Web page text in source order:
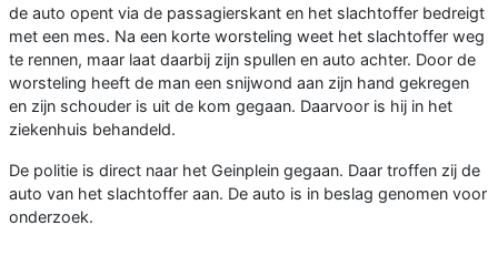
de auto opent via de passagierskant en het slachtoffer bedreigt
met een mes. Na een korte worsteling weet het slachtoffer weg
te rennen, maar laat daarbij zijn spullen en auto achter. Door de
worsteling heeft de man een snijwond aan zijn hand gekregen
en zijn schouder is uit de kom gegaan. Daarvoor is hij in het
ziekenhuis behandeld.
De politie is direct naar het Geinplein gegaan. Daar troffen zij de
auto van het slachtoffer aan. De auto is in beslag genomen voor
onderzoek.